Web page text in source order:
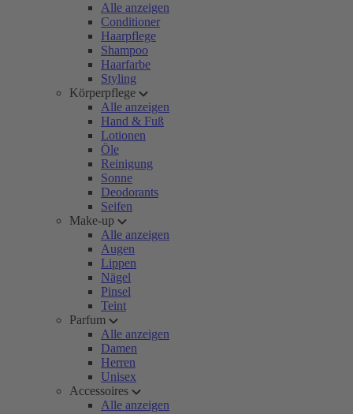
Alle anzeigen
Conditioner
Haarpflege
Shampoo
Haarfarbe
Styling
Körperpflege
Alle anzeigen
Hand & Fuß
Lotionen
Öle
Reinigung
Sonne
Deodorants
Seifen
Make-up
Alle anzeigen
Augen
Lippen
Nägel
Pinsel
Teint
Parfum
Alle anzeigen
Damen
Herren
Unisex
Accessoires
Alle anzeigen